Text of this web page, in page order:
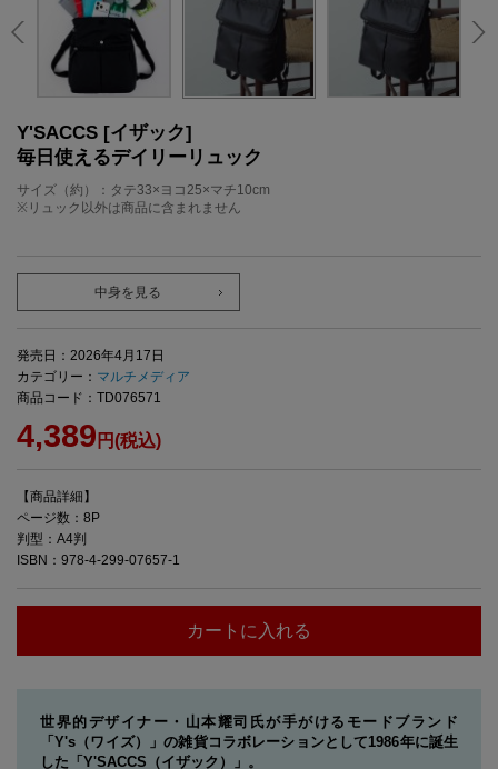
Y'SACCS [イザック]
毎日使えるデイリーリュック
サイズ（約）：タテ33×ヨコ25×マチ10cm
※リュック以外は商品に含まれません
中身を見る
発売日：2026年4月17日
カテゴリー： マルチメディア
商品コード：TD076571
4,389 円(税込)
【商品詳細】
ページ数：8P
判型：A4判
ISBN：978-4-299-07657-1
カートに入れる
世界的デザイナー・山本耀司氏が手がけるモードブランド
「Y's（ワイズ）」の雑貨コラボレーションとして1986年に誕生
した「Y'SACCS（イザック）」。